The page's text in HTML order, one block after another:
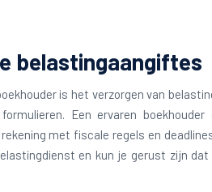
belastingaangiftes
is het verzorgen van
Een ervaren boekhouder
met fiscale regels en
en kun je gerust zijn